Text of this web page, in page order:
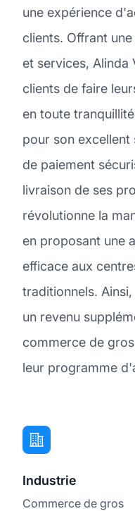
une expérience
clients. Offrant
et services, Alinda
clients de faire
en toute
pour son excellent
de paiement
livraison de ses
révolutionne la
en proposant une
efficace aux
traditionnels.
un revenu
commerce de
leur programme
Industrie
Commerce de gros